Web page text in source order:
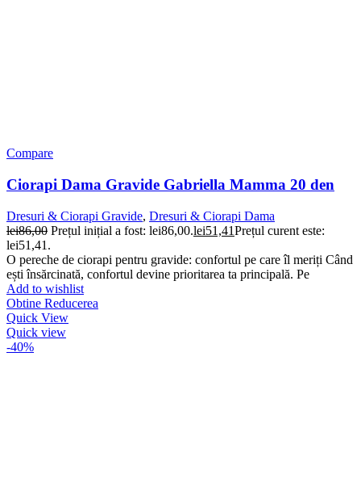
Compare
Ciorapi Dama Gravide Gabriella Mamma 20 den
Dresuri & Ciorapi Gravide, Dresuri & Ciorapi Dama
lei86,00 Prețul inițial a fost: lei86,00.lei51,41Prețul curent este:
lei51,41.
O pereche de ciorapi pentru gravide: confortul pe care îl meriți Când
ești însărcinată, confortul devine prioritarea ta principală. Pe
Add to wishlist
Obtine Reducerea
Quick View
Quick view
-40%